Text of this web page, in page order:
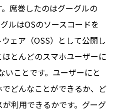
席巻したのはグーグルの
ルはOSのソースコードを
ェア（OSS）として公開し
とんどのスマホユーザーに
いことです。ユーザーにと
どんなことができるか、ど
利用できるかです。グーグ